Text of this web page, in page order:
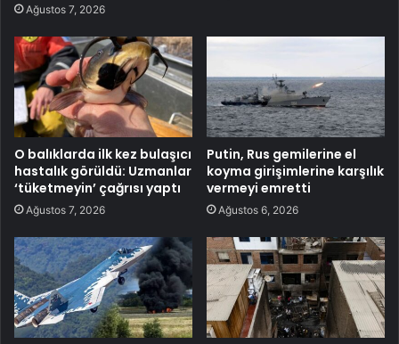
Ağustos 7, 2026
O balıklarda ilk kez bulaşıcı
hastalık görüldü: Uzmanlar
‘tüketmeyin’ çağrısı yaptı
Ağustos 7, 2026
Putin, Rus gemilerine el
koyma girişimlerine karşılık
vermeyi emretti
Ağustos 6, 2026